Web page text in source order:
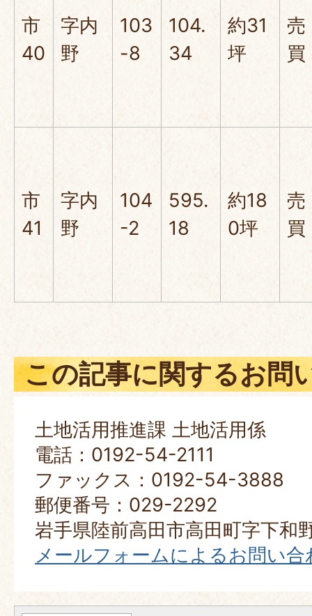
市
40
字内
野
103
-8
104.
34
約31
坪
売
買
市
41
字内
野
104
-2
595.
18
約18
0坪
売
買
この記事に関するお問
土地活用推進課 土地活用係
電話：0192-54-2111
ファックス：0192-54-3888
郵便番号：029-2292
岩手県陸前高田市高田町字下和
メールフォームによるお問い合